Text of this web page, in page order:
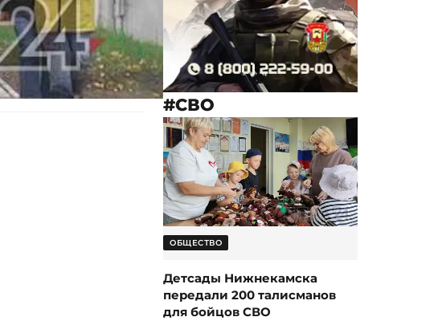
#СВО
ОБЩЕСТВО
Детсады Нижнекамска
передали 200 талисманов
для бойцов СВО